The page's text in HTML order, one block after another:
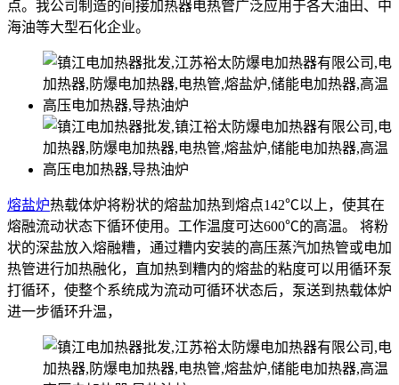
点。我公司制造的间接加热器电热管广泛应用于各大油田、中
海油等大型石化企业。
熔盐炉热载体炉将粉状的熔盐加热到熔点142℃以上，使其在
熔融流动状态下循环使用。工作温度可达600℃的高温。 将粉
状的深盐放入熔融糟，通过糟内安装的高压蒸汽加热管或电加
热管进行加热融化，直加热到糟内的熔盐的粘度可以用循环泵
打循环，使整个系统成为流动可循环状态后，泵送到热载体炉
进一步循环升温，